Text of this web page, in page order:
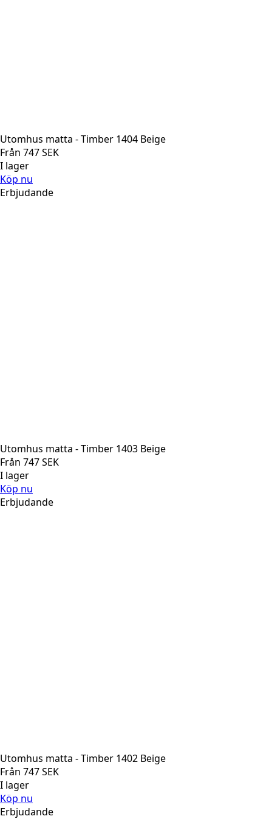
Utomhus matta - Timber 1404 Beige
Från 747SEK
I lager
Köp nu
Erbjudande
Utomhus matta - Timber 1403 Beige
Från 747SEK
I lager
Köp nu
Erbjudande
Utomhus matta - Timber 1402 Beige
Från 747SEK
I lager
Köp nu
Erbjudande